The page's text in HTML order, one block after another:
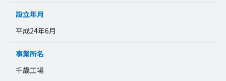
設立年月
平成24年6月
事業所名
千歳工場